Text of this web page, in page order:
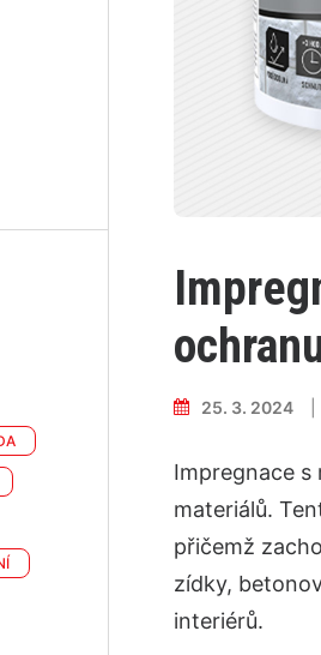
25. 3. 2024
Impregnace
materiálů.
přičemž
zídky,
interiérů.